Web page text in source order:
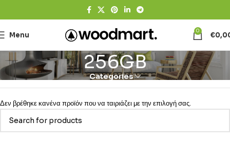
Menu 0 €
256GB
Categories
Δεν βρέθηκε κανένα προϊόν που να ταιριάζει με την επιλογή σας.